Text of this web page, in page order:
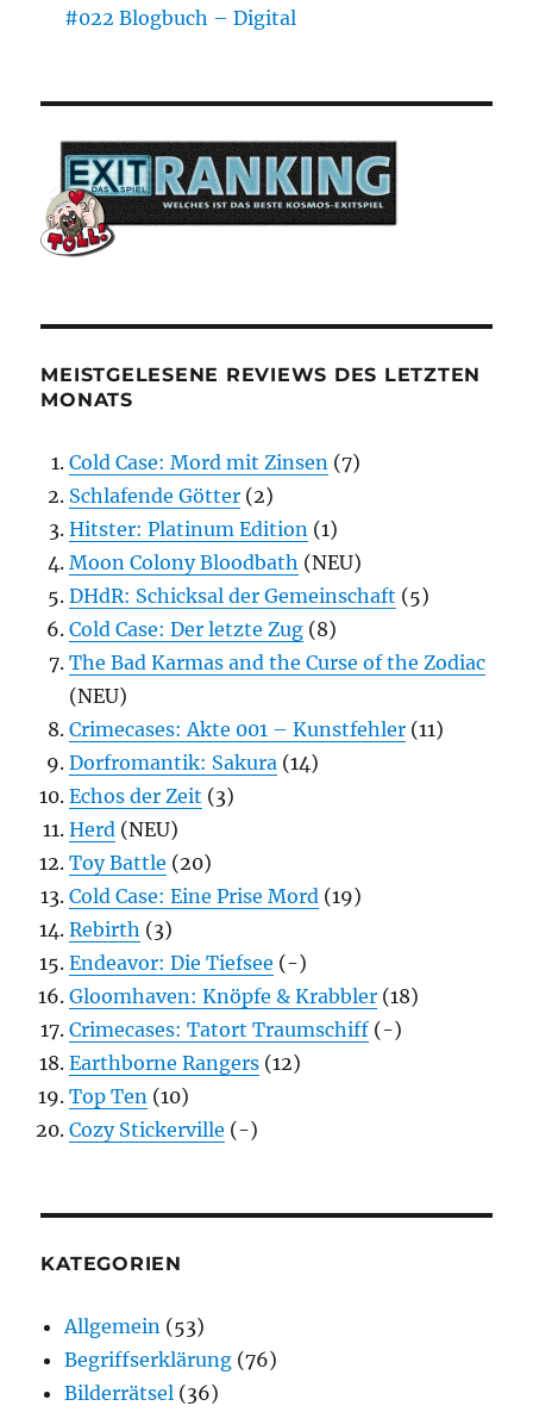
#022 Blogbuch – Digital
MEISTGELESENE REVIEWS DES LETZTEN
MONATS
Cold Case: Mord mit Zinsen (7)
Schlafende Götter (2)
Hitster: Platinum Edition (1)
Moon Colony Bloodbath (NEU)
DHdR: Schicksal der Gemeinschaft (5)
Cold Case: Der letzte Zug (8)
The Bad Karmas and the Curse of the Zodiac
(NEU)
Crimecases: Akte 001 – Kunstfehler (11)
Dorfromantik: Sakura (14)
Echos der Zeit (3)
Herd (NEU)
Toy Battle (20)
Cold Case: Eine Prise Mord (19)
Rebirth (3)
Endeavor: Die Tiefsee (-)
Gloomhaven: Knöpfe & Krabbler (18)
Crimecases: Tatort Traumschiff (-)
Earthborne Rangers (12)
Top Ten (10)
Cozy Stickerville (-)
KATEGORIEN
Allgemein (53)
Begriffserklärung (76)
Bilderrätsel (36)